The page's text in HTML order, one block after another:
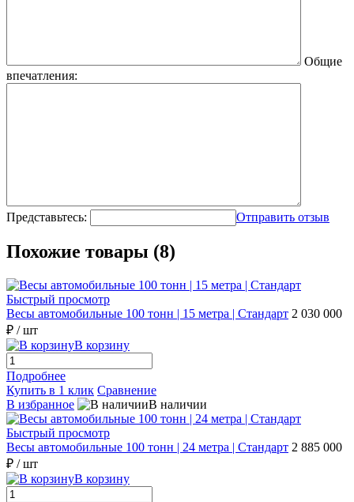
Общие
впечатления:
Представьтесь: Отправить отзыв
Похожие товары (8)
Быстрый просмотр
Весы автомобильные 100 тонн | 15 метра | Стандарт 2 030 000
₽ / шт
В корзину
Подробнее
Купить в 1 клик Сравнение
В избранное
В наличии
Быстрый просмотр
Весы автомобильные 100 тонн | 24 метра | Стандарт 2 885 000
₽ / шт
В корзину